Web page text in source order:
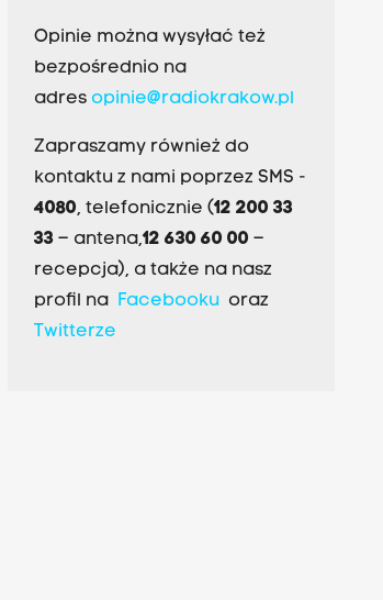
Opinie można wysyłać też
bezpośrednio na
adres opinie@radiokrakow.pl
Zapraszamy również do
kontaktu z nami poprzez SMS -
4080, telefonicznie (12 200 33
33– antena,12 630 60 00 –
recepcja), a także na nasz
profil na Facebookuoraz
Twitterze